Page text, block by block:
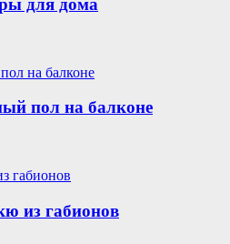
для дома
пол на балконе
из габионов